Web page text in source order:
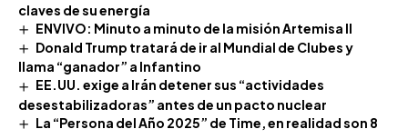
claves de su energía
ENVIVO: Minuto a minuto de la misión Artemisa II
Donald Trump tratará de ir al Mundial de Clubes y
llama “ganador” a Infantino
EE.UU. exige a Irán detener sus “actividades
desestabilizadoras” antes de un pacto nuclear
La “Persona del Año 2025” de Time, en realidad son 8